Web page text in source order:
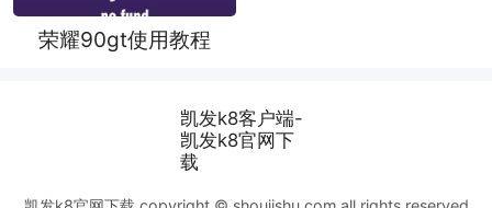
荣耀90gt使用教程
凯发k8客户端-
凯发k8官网下
载